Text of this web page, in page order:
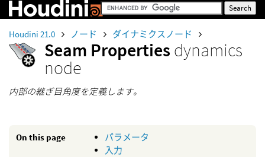
Houdini 21.0 ノード ダイナミクスノード
Seam Properties dynamics
node
内部の継ぎ目角度を定義します。
On this page
パラメータ
入力